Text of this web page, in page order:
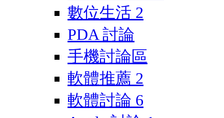
數位生活 2
PDA 討論
手機討論區
軟體推薦 2
軟體討論 6